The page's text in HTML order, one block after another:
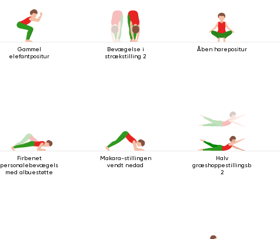
Gammel
elefantpositur
Bevægelse i
strækstilling 2
Åben harepositur
Firbenet
personalebevægelse
med albuestøtte
Makara-stillingen
vendt nedad
Halv
2